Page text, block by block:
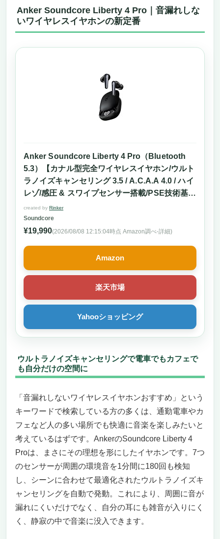
Anker Soundcore Liberty 4 Pro｜音漏れしな
いワイヤレスイヤホンの新定番
Anker Soundcore Liberty 4 Pro（Bluetooth
5.3）【カナル型完全ワイヤレスイヤホン/ウルト
ラノイズキャンセリング 3.5 / A.C.A.A 4.0 / ハイ
レゾ/感圧 & スワイプセンサー搭載/PSE技術基準
適合】ミッドナイトブラック
created by Rinker
Soundcore
¥19,990(2026/08/08 12:15:04時点 Amazon調べ-詳細)
Amazon
楽天市場
Yahooショッピング
ウルトラノイズキャンセリングで電車でもカフェで
も自分だけの空間に
「音漏れしないワイヤレスイヤホンおすすめ」という
キーワードで検索している方の多くは、通勤電車やカ
フェなど人の多い場所でも快適に音楽を楽しみたいと
考えているはずです。AnkerのSoundcore Liberty 4
Proは、まさにその理想を形にしたイヤホンです。7つ
のセンサーが周囲の環境音を1分間に180回も検知
し、シーンに合わせて最適化されたウルトラノイズキ
ャンセリングを自動で発動。これにより、周囲に音が
漏れにくいだけでなく、自分の耳にも雑音が入りにく
く、静寂の中で音楽に没入できます。